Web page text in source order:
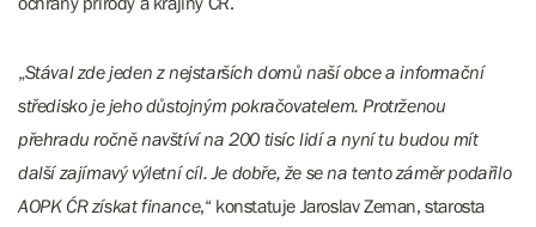
„Stával zde jeden z nejstarších domů naší obce a informační
středisko je jeho důstojným pokračovatelem. Protrženou
přehradu ročně navštíví na 200 tisíc lidí a nyní tu budou mít
další zajímavý výletní cíl. Je dobře, že se na tento záměr podařilo
AOPK ĆR získat finance,“ konstatuje Jaroslav Zeman, starosta